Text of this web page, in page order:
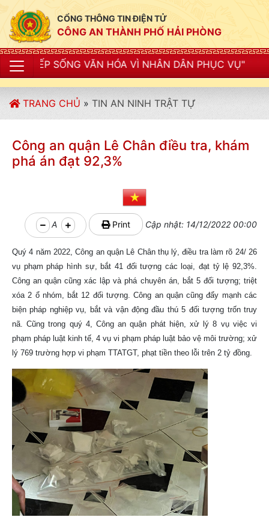
CỔNG THÔNG TIN ĐIỆN TỬ
CÔNG AN THÀNH PHỐ HẢI PHÒNG
HÓA VÌ NHÂN DÂN PHỤC VỤ"
TRANG CHỦ » TIN AN NINH TRẬT TỰ
Công an quận Lê Chân điều tra, khám
phá án đạt 92,3%
A Print Cập nhật: 14/12/2022 00:00
Quý 4 năm 2022, Công an quận Lê Chân thụ lý, điều tra làm rõ 24/ 26
vụ phạm pháp hình sự, bắt 41 đối tượng các loại, đạt tỷ lệ 92,3%.
Công an quận cũng xác lập và phá chuyên án, bắt 5 đối tượng; triệt
xóa 2 ổ nhóm, bắt 12 đối tượng. Công an quận cũng đẩy mạnh các
biện pháp nghiệp vụ, bắt và vận động đầu thú 5 đối tượng trốn truy
nã. Cũng trong quý 4, Công an quận phát hiện, xử lý 8 vụ việc vi
phạm pháp luật kinh tế, 4 vụ vi phạm pháp luật bảo vệ môi trường; xử
lý 769 trường hợp vi phạm TTATGT, phạt tiền theo lỗi trên 2 tỷ đồng.